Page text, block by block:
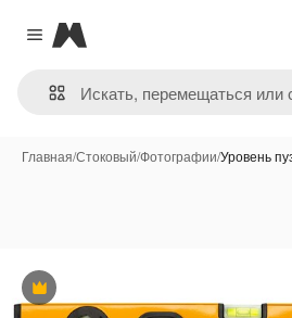
Close menu
Magnific
Главная/Стоковый/Фотографии/Уровень
Премиум